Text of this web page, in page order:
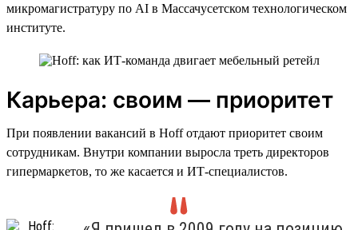
микромагистратуру по AI в Массачусетском технологическом
институте.
Карьера: своим — приоритет
При появлении вакансий в Hoff отдают приоритет своим
сотрудникам. Внутри компании выросла треть директоров
гипермаркетов, то же касается и ИТ-специалистов.